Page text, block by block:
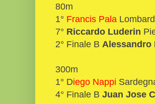
80m
1° Francis Pala
7° Riccardo Luderin
2° Finale B Alessandro
300m
1° Diego Nappi
4° Finale B Juan Jose